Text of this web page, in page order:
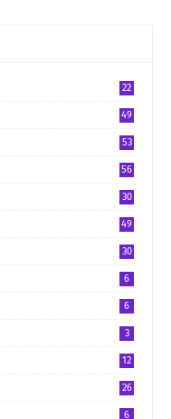
22
49
53
56
30
49
30
6
6
3
12
26
6